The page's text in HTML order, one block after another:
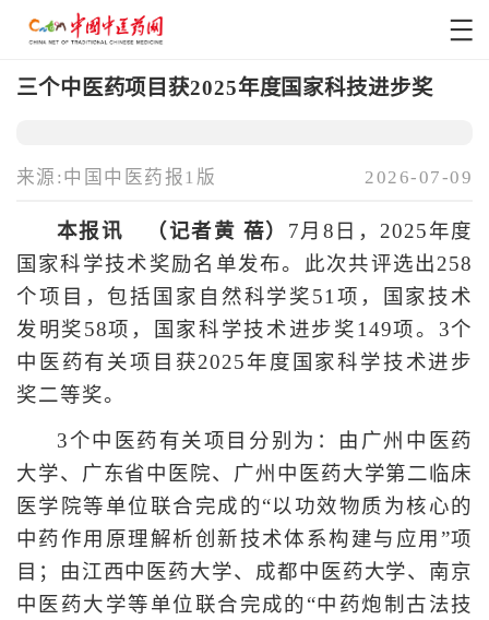
三个中医药项目获2025年度国家科技进步奖
来源:中国中医药报1版 2026-07-09
本报讯 （记者黄 蓓） 7月8日，2025年度
国家科学技术奖励名单发布。此次共评选出258
个项目，包括国家自然科学奖51项，国家技术
发明奖58项，国家科学技术进步奖149项。3个
中医药有关项目获2025年度国家科学技术进步
奖二等奖。
3个中医药有关项目分别为：由广州中医药
大学、广东省中医院、广州中医药大学第二临床
医学院等单位联合完成的“以功效物质为核心的
中药作用原理解析创新技术体系构建与应用”项
目；由江西中医药大学、成都中医药大学、南京
中医药大学等单位联合完成的“中药炮制古法技